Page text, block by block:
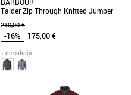
Talder Zip Through Knitted Jumper
210,00 €
-16% 175,00 €
+ de coloris